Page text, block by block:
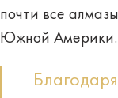
почти все
Южной Америки.